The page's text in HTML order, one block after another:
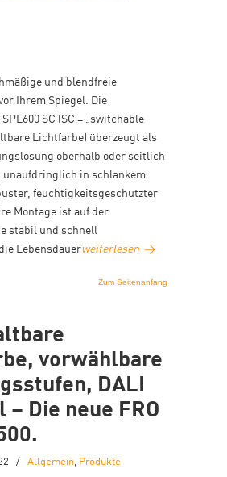
und blendfreie
Ihrem Spiegel. Die
SC (SC = „switchable
Lichtfarbe) überzeugt als
oberhalb oder seitlich
unaufdringlich in schlankem
feuchtigkeitsgeschützter
Montage ist auf der
stabil und schnell
Lebensdauerweiterlesen →
Zum Seitenanfang
vorwählbare
DALI
Die neue FRO
/ Allgemein, Produkte